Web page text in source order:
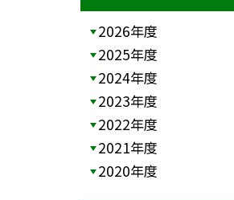
2026年度
2025年度
2024年度
2023年度
2022年度
2021年度
2020年度